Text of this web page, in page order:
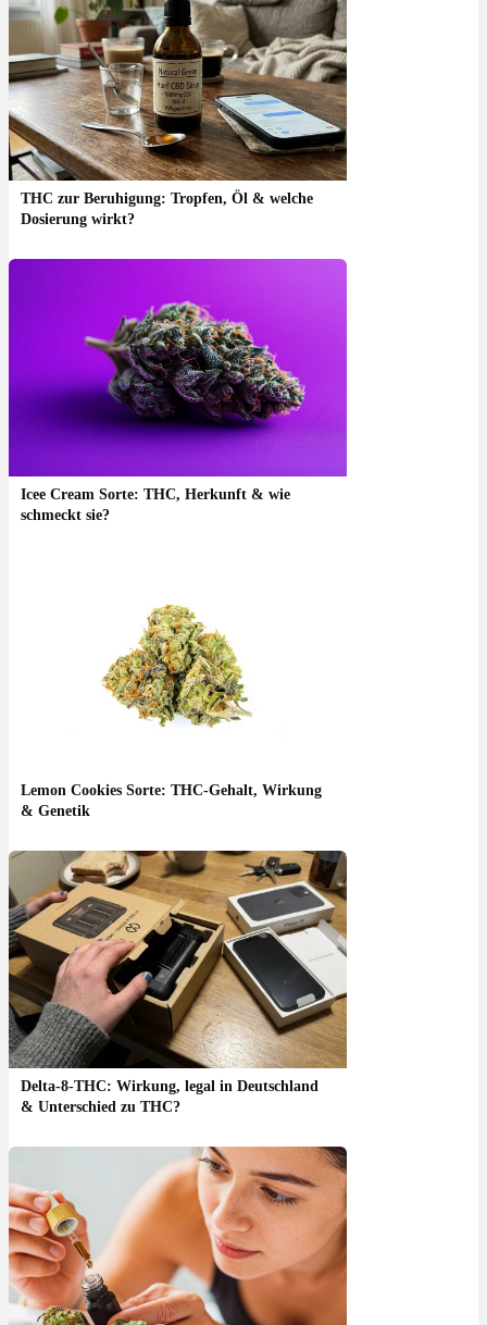
THC zur Beruhigung: Tropfen, Öl & welche
Dosierung wirkt?
Icee Cream Sorte: THC, Herkunft & wie
schmeckt sie?
Lemon Cookies Sorte: THC-Gehalt, Wirkung
& Genetik
Delta-8-THC: Wirkung, legal in Deutschland
& Unterschied zu THC?